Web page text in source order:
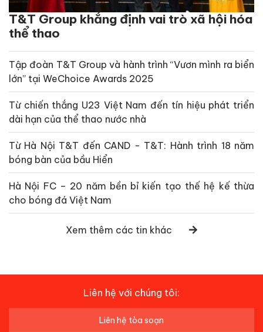
T&T Group khẳng định vai trò xã hội hóa
thể thao
Tập đoàn T&T Group và hành trình “Vươn mình ra biển
lớn” tại WeChoice Awards 2025
Từ chiến thắng U23 Việt Nam đến tín hiệu phát triển
dài hạn của thể thao nước nhà
Từ Hà Nội T&T đến CAND - T&T: Hành trình 18 năm
bóng bàn của bầu Hiển
Hà Nội FC – 20 năm bền bỉ kiến tạo thế hệ kế thừa
cho bóng đá Việt Nam
Xem thêm các tin khác
Liên hệ với chúng tôi:
Liên hệ tòa soạn